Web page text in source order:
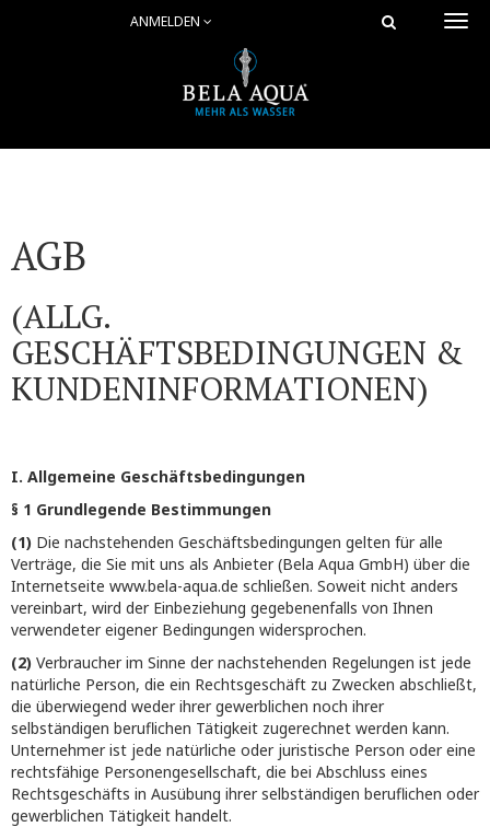
ANMELDEN
AGB
(ALLG.
GESCHÄFTSBEDINGUNGEN &
KUNDENINFORMATIONEN)
I. Allgemeine Geschäftsbedingungen
§ 1 Grundlegende Bestimmungen
(1) Die nachstehenden Geschäftsbedingungen gelten für alle
Verträge, die Sie mit uns als Anbieter (Bela Aqua GmbH) über die
Internetseite www.bela-aqua.de schließen. Soweit nicht anders
vereinbart, wird der Einbeziehung gegebenenfalls von Ihnen
verwendeter eigener Bedingungen widersprochen.
(2) Verbraucher im Sinne der nachstehenden Regelungen ist jede
natürliche Person, die ein Rechtsgeschäft zu Zwecken abschließt,
die überwiegend weder ihrer gewerblichen noch ihrer
selbständigen beruflichen Tätigkeit zugerechnet werden kann.
Unternehmer ist jede natürliche oder juristische Person oder eine
rechtsfähige Personengesellschaft, die bei Abschluss eines
Rechtsgeschäfts in Ausübung ihrer selbständigen beruflichen oder
gewerblichen Tätigkeit handelt.